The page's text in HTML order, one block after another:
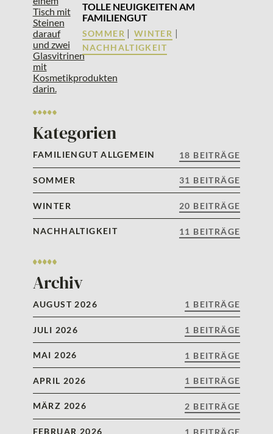
TOLLE NEUIGKEITEN AM
FAMILIENGUT
SOMMER | WINTER |
NACHHALTIGKEIT
Kategorien
FAMILIENGUT ALLGEMEIN 18 BEITRÄGE
SOMMER 31 BEITRÄGE
WINTER 20 BEITRÄGE
NACHHALTIGKEIT 11 BEITRÄGE
Archiv
AUGUST 2026 1 BEITRÄGE
JULI 2026 1 BEITRÄGE
MAI 2026 1 BEITRÄGE
APRIL 2026 1 BEITRÄGE
MÄRZ 2026 2 BEITRÄGE
FEBRUAR 2026 1 BEITRÄGE